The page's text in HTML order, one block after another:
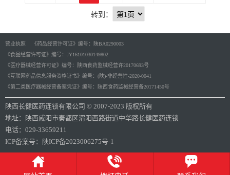
转到：
营业执照
《药品经营许可证》编号：陕BA0290003
《食品经营许可证》编号：JY16101030149802
《医疗器械经营许可证》编号：陕西食药监械经营许20170693号
《互联网药品信息服务资格证书》编号：(陕)-非经营性-2020-0041
《第二类医疗器械经营备案凭证》编号：陕西食药监械经营备20171450号
陕西长健医药连锁有限公司 © 2007-2023 版权所有
地址：陕西咸阳市秦都区渭阳西路街道中华路长健医药连锁
电话：029-33659211
ICP备案号：
陕ICP备2023006275号-1